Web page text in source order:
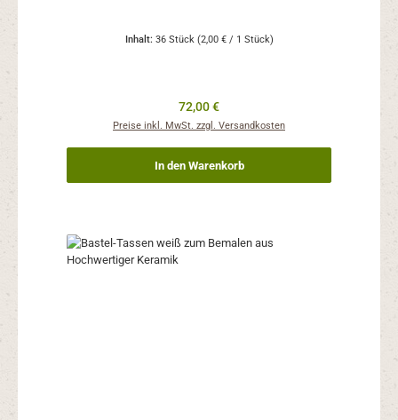
Inhalt: 36 Stück (2,00 € / 1 Stück)
Regulärer Preis:
72,00 €
Preise inkl. MwSt. zzgl. Versandkosten
In den Warenkorb